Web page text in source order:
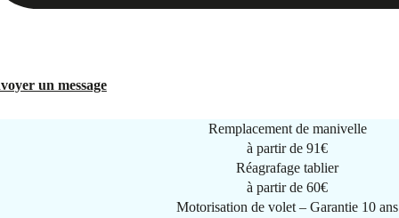
un message
Remplacement de manivelle
à partir de91€
Réagrafage tablier
à partir de60€
Motorisation de volet – Garantie 10 ans